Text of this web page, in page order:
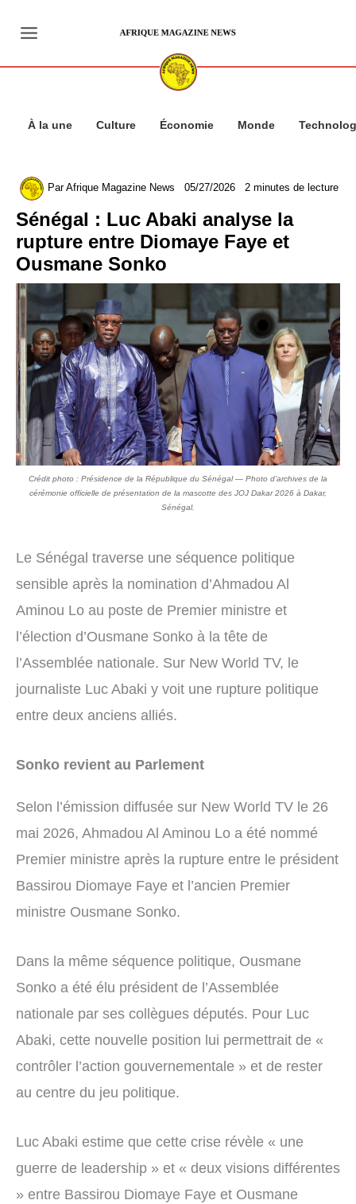
contenu
À la une Culture Économie Monde
ParAfrique Magazine News 05/27/2026 2 minutes de lecture
Sénégal : Luc Abaki analyse la
rupture entre Diomaye Faye et
Ousmane Sonko
Crédit photo : Présidence de la République du Sénégal — Photo d’archives de la
cérémonie officielle de présentation de la mascotte des JOJ Dakar 2026 à Dakar,
Sénégal.
Le Sénégal traverse une séquence politique
sensible après la nomination d’Ahmadou Al
Aminou Lo au poste de Premier ministre et
l’élection d’Ousmane Sonko à la tête de
l’Assemblée nationale. Sur New World TV, le
journaliste Luc Abaki y voit une rupture politique
entre deux anciens alliés.
Sonko revient au Parlement
Selon l’émission diffusée sur New World TV le 26
mai 2026, Ahmadou Al Aminou Lo a été nommé
Premier ministre après la rupture entre le président
Bassirou Diomaye Faye et l’ancien Premier
ministre Ousmane Sonko.
Dans la même séquence politique, Ousmane
Sonko a été élu président de l’Assemblée
nationale par ses collègues députés. Pour Luc
Abaki, cette nouvelle position lui permettrait de «
contrôler l’action gouvernementale » et de rester
au centre du jeu politique.
Luc Abaki estime que cette crise révèle « une
guerre de leadership » et « deux visions différentes
» entre Bassirou Diomaye Faye et Ousmane